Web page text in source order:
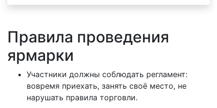
Правила проведения
ярмарки
Участники должны соблюдать регламент:
вовремя приехать, занять своё место, не
нарушать правила торговли.